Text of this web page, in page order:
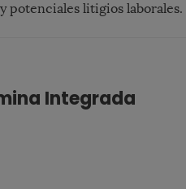
potenciales litigios laborales.
Integrada